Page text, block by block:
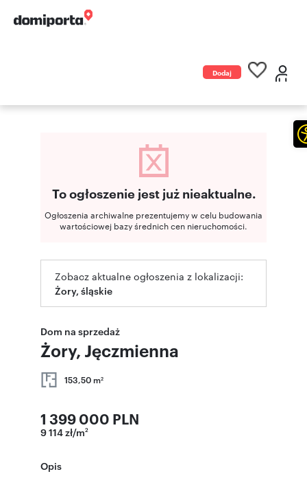
Dodaj
To ogłoszenie jest już nieaktualne.
Ogłoszenia archiwalne prezentujemy w celu budowania
wartościowej bazy średnich cen nieruchomości.
Zobacz aktualne ogłoszenia z lokalizacji:
Żory, śląskie
Dom na sprzedaż
Żory, Jęczmienna
153,50 m2
1 399 000 PLN
9 114 zł/m2
Opis